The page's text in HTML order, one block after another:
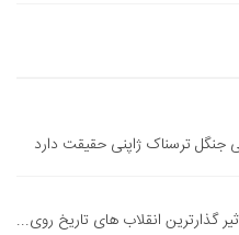
جنگل ترسناک ژاپنی حقیقت دارد
گذارترین انقلاب های تاریخ روی...